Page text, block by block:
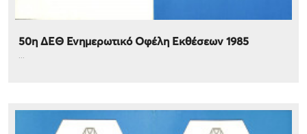
50η ΔΕΘ Ενημερωτικό Οφέλη Εκθέσεων 1985
...